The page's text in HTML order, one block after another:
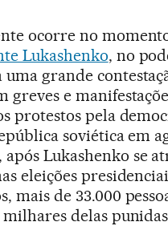
ocorre no
Lukashenko, no
grande
greves e
protestos pela
soviética em
após Lukashenko se
eleições
mais de 33.000
milhares delas